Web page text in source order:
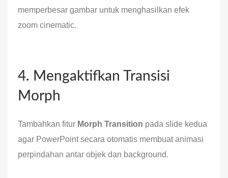
memperbesar gambar untuk menghasilkan efek
zoom cinematic.
4. Mengaktifkan Transisi
Morph
Tambahkan fitur Morph Transition pada slide kedua
agar PowerPoint secara otomatis membuat animasi
perpindahan antar objek dan background.